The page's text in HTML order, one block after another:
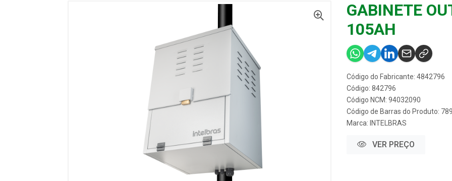
GABINETE
105AH
Código do Fabricante: 4842796
Código: 842796
Código NCM: 94032090
Código de Barras do Produto:
Marca: INTELBRAS
VER PREÇO